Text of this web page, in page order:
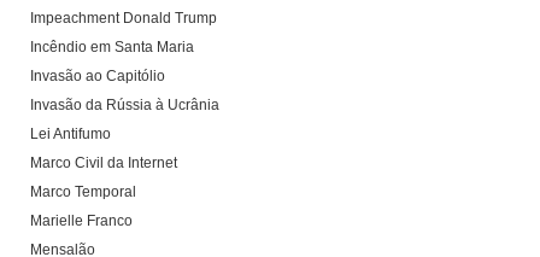
Impeachment Donald Trump
Incêndio em Santa Maria
Invasão ao Capitólio
Invasão da Rússia à Ucrânia
Lei Antifumo
Marco Civil da Internet
Marco Temporal
Marielle Franco
Mensalão